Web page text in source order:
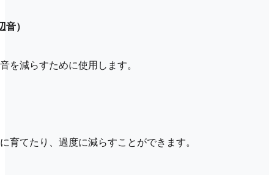
）
を減らすために使用します。
育てたり、過度に減らすことができます。